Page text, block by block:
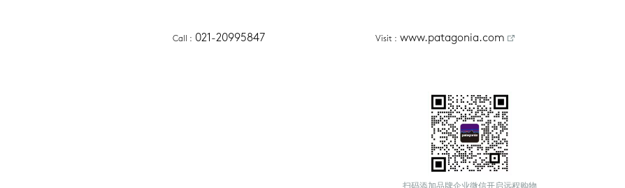
Call : 021-20995847 Visit : www.patagonia.com